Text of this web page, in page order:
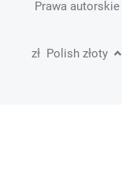
Prawa autorskie
zł Polish złoty